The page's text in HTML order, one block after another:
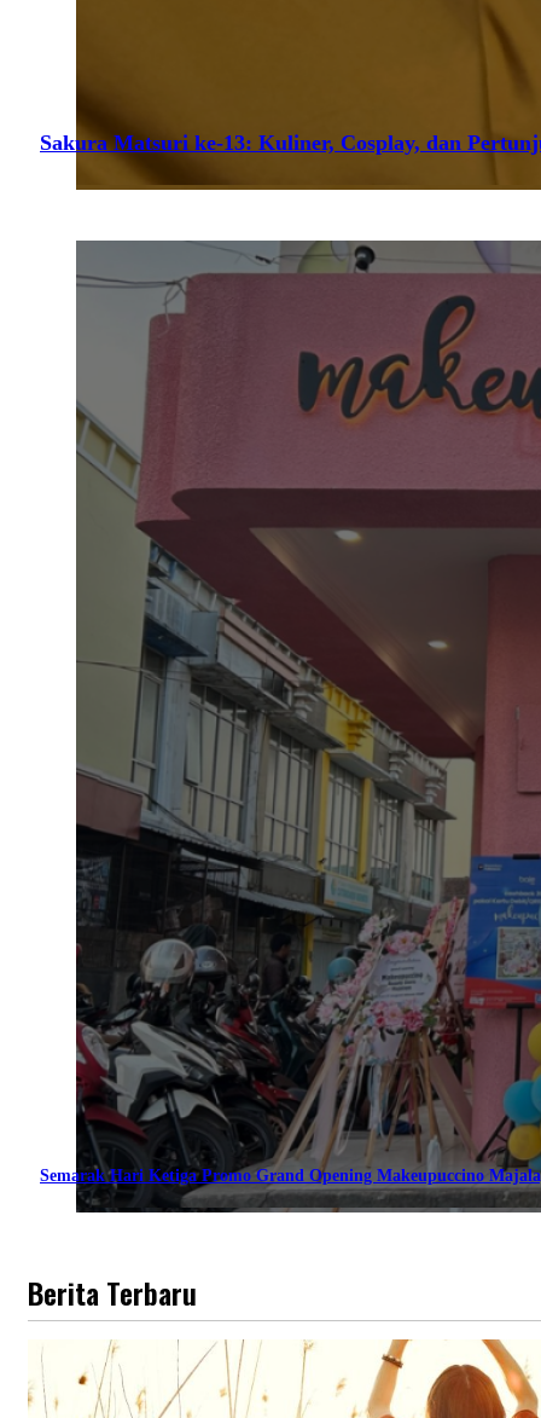
Sakura Matsuri ke-13: Kuliner, Cosplay, dan
Semarak Hari Ketiga Promo Grand Opening Makeupuccino
Berita Terbaru